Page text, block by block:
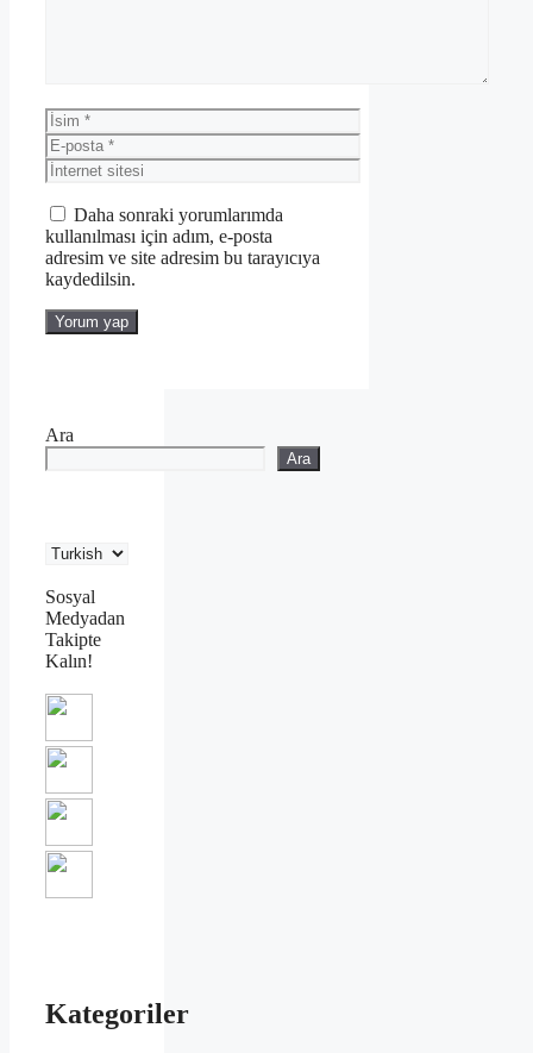
İsim
E-
posta
İnternet
sitesi
Daha sonraki yorumlarımda
kullanılması için adım, e-posta
adresim ve site adresim bu tarayıcıya
kaydedilsin.
Ara
Ara
Sosyal
Medyadan
Takipte
Kalın!
Kategoriler